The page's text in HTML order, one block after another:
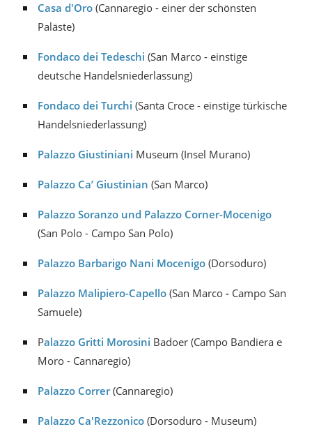
Casa d'Oro (Cannaregio - einer der schönsten
Paläste)
Fondaco dei Tedeschi (San Marco - einstige
deutsche Handelsniederlassung)
Fondaco dei Turchi (Santa Croce - einstige türkische
Handelsniederlassung)
Palazzo Giustiniani Museum (Insel Murano)
Palazzo Ca’ Giustinian (San Marco)
Palazzo Soranzo und Palazzo Corner-Mocenigo
(San Polo - Campo San Polo)
Palazzo Barbarigo Nani Mocenigo (Dorsoduro)
Palazzo Malipiero-Capello (San Marco - Campo San
Samuele)
Palazzo Gritti Morosini Badoer (Campo Bandiera e
Moro - Cannaregio)
Palazzo Correr(Cannaregio)
Palazzo Ca'Rezzonico (Dorsoduro - Museum)